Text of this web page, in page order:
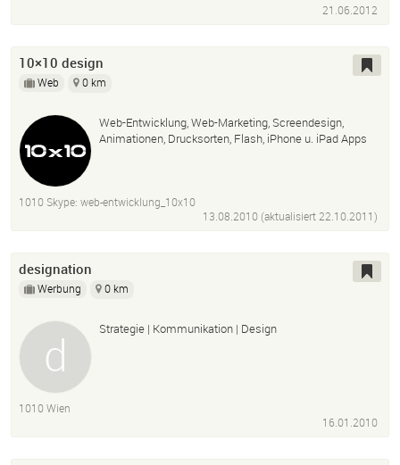
21.06.2012
10×10 design
Web 0 km
Web-Entwicklung, Web-Marketing, Screendesign,
Animationen, Drucksorten, Flash, iPhone u. iPad Apps
1010 Skype: web-entwicklung_10x10
13.08.2010 (aktualisiert22.10.2011)
designation
Werbung 0 km
Strategie | Kommunikation | Design
1010 Wien
16.01.2010